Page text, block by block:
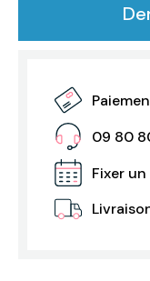
09 80
Fixer